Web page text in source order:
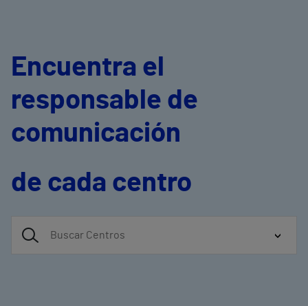
Encuentra el
responsable de
comunicación
de cada centro